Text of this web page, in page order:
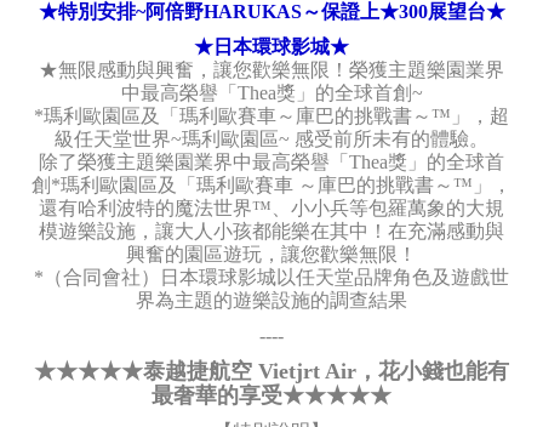
★特別安排~阿倍野HARUKAS～保證上★300展望台★
★日本環球影城★
★無限感動與興奮，讓您歡樂無限！榮獲主題樂園業界
中最高榮譽「Thea獎」的全球首創~
*瑪利歐園區及「瑪利歐賽車～庫巴的挑戰書～™」，超
級任天堂世界~瑪利歐園區~ 感受前所未有的體驗。
除了榮獲主題樂園業界中最高榮譽「Thea獎」的全球首
創*瑪利歐園區及「瑪利歐賽車 ～庫巴的挑戰書～™」，
還有哈利波特的魔法世界™、小小兵等包羅萬象的大規
模遊樂設施，讓大人小孩都能樂在其中！在充滿感動與
興奮的園區遊玩，讓您歡樂無限！
*（合同會社）日本環球影城以任天堂品牌角色及遊戲世
界為主題的遊樂設施的調查結果
----
★★★★★泰越捷航空 Vietjrt Air，花小錢也能有
最奢華的享受★★★★★